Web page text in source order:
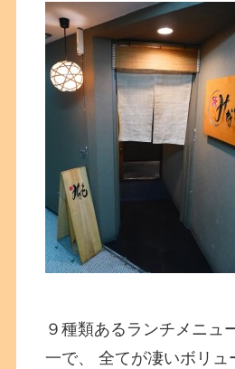
９種類あるランチメニュ
一で、 全てが凄いボリュ